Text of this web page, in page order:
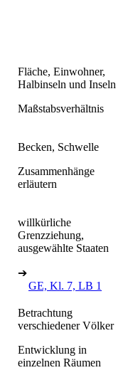
Fläche, Einwohner,
Halbinseln und Inseln
Maßstabsverhältnis
Becken, Schwelle
Zusammenhänge
erläutern
willkürliche
Grenzziehung,
ausgewählte Staaten
➔
GE, Kl. 7, LB 1
Betrachtung
verschiedener Völker
Entwicklung in
einzelnen Räumen